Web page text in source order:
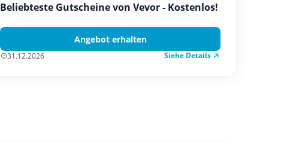
Beliebteste Gutscheine von Vevor - Kostenlos!
Angebot erhalten
31.12.2026 Siehe Details